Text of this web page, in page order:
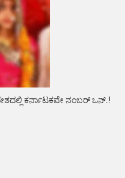
ಕರ್ನಾಟಕವೇ ನಂಬರ್ ಒನ್.!